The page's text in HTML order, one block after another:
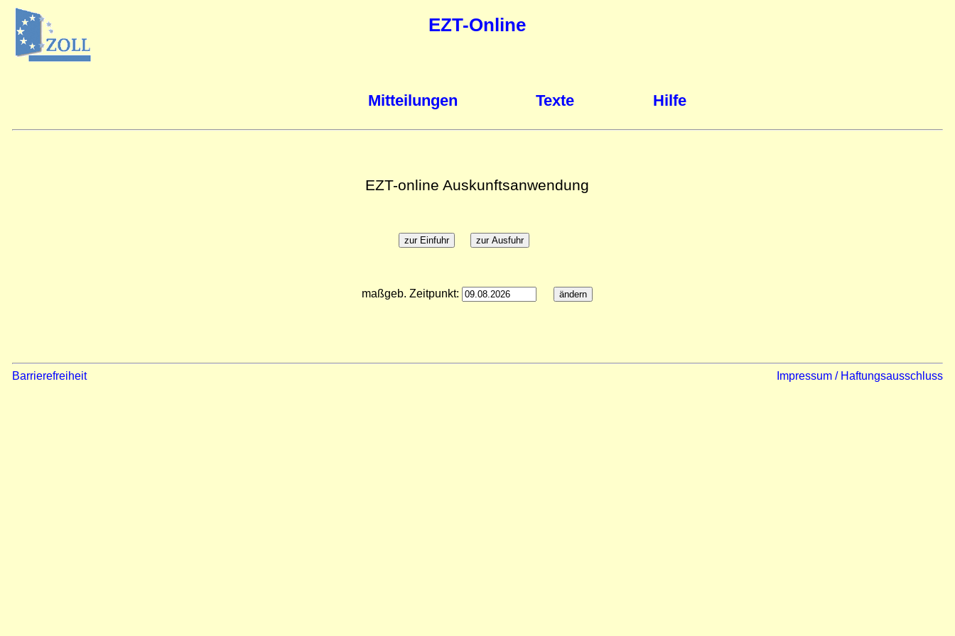
EZT-Online
Mitteilungen Texte Hilfe
EZT-online Auskunftsanwendung
maßgeb. Zeitpunkt:
Barrierefreiheit Impressum / Haftungsausschluss